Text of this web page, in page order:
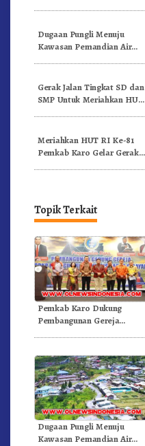
Dugaan Pungli Menuju
Kawasan Pemandian Air
Gerak Jalan Tingkat SD dan
SMP Untuk Meriahkan HUT
Meriahkan HUT RI Ke-81
Pemkab Karo Gelar Gerak
Topik Terkait
Pemkab Karo Dukung
Pembangunan Gereja
Dugaan Pungli Menuju
Kawasan Pemandian Air